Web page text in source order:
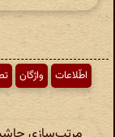
اطّلاعات واژگان